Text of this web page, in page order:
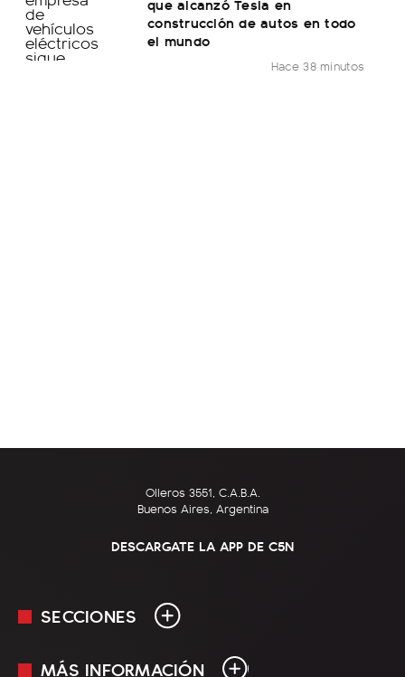
que alcanzó Tesla en
construcción de autos en todo
el mundo
Hace 38 minutos
Olleros 3551, C.A.B.A.
Buenos Aires, Argentina
DESCARGATE LA APP DE C5N
SECCIONES
En Vivo
MÁS INFORMACIÓN